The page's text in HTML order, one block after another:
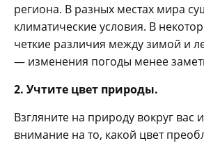
региона. В разных местах мира
климатические условия. В
четкие различия между зимой и
— изменения погоды менее
2. Учтите цвет природы.
Взгляните на природу вокруг вас
внимание на то, какой цвет